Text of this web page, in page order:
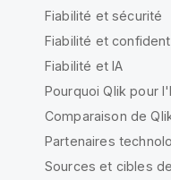
Fiabilité et sécurité
Fiabilité et
Fiabilité et IA
Pourquoi Qlik pour
Comparaison de
Partenaires
Sources et cibles